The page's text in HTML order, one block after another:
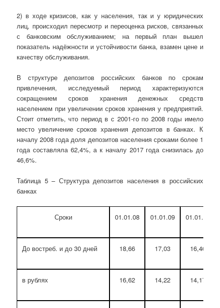
2) в ходе кризисов, как у населения, так и у юридических
лиц, происходил пересмотр и переоценка рисков, связанных
с банковским обслуживанием; на первый план вышел
показатель надёжности и устойчивости банка, взамен цене и
качеству обслуживания.
В структуре депозитов российских банков по срокам
привлечения, исследуемый период характеризуются
сокращением сроков хранения денежных средств
населением при увеличении сроков хранения у предприятий.
Стоит отметить, что период в с 2001-го по 2008 годы имело
место увеличение сроков хранения депозитов в банках. К
началу 2008 года доля депозитов населения сроками более 1
года составляла 62,4%, а к началу 2017 года снизилась до
46,6%.
Таблица 5 – Структура депозитов населения в российских
банках
Сроки 01.01.08 01.01.09 01.01.10
До востреб. и до 30 дней 18,66 17,03 16,46
в рублях 16,62 14,22 14,17